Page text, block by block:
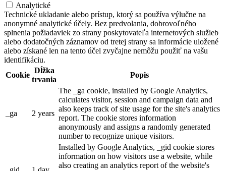
Analytické
Technické ukladanie alebo prístup, ktorý sa používa výlučne na
anonymné analytické účely. Bez predvolania, dobrovoľného
splnenia požiadaviek zo strany poskytovateľa internetových služieb
alebo dodatočných záznamov od tretej strany sa informácie uložené
alebo získané len na tento účel zvyčajne nemôžu použiť na vašu
identifikáciu.
Cookie
Dĺžka
trvania
Popis
_ga 2 years
The _ga cookie, installed by Google Analytics,
calculates visitor, session and campaign data and
also keeps track of site usage for the site's analytics
report. The cookie stores information
anonymously and assigns a randomly generated
number to recognize unique visitors.
Installed by Google Analytics, _gid cookie stores
information on how visitors use a website, while
also creating an analytics report of the website's